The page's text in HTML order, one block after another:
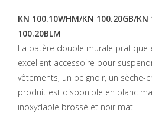
KN 100.10WHM/KN 100.20GB/KN
100.20BLM
La patère double murale pratique
excellent accessoire pour
vêtements, un peignoir, un sèche-
produit est disponible en blanc
inoxydable brossé et noir mat.